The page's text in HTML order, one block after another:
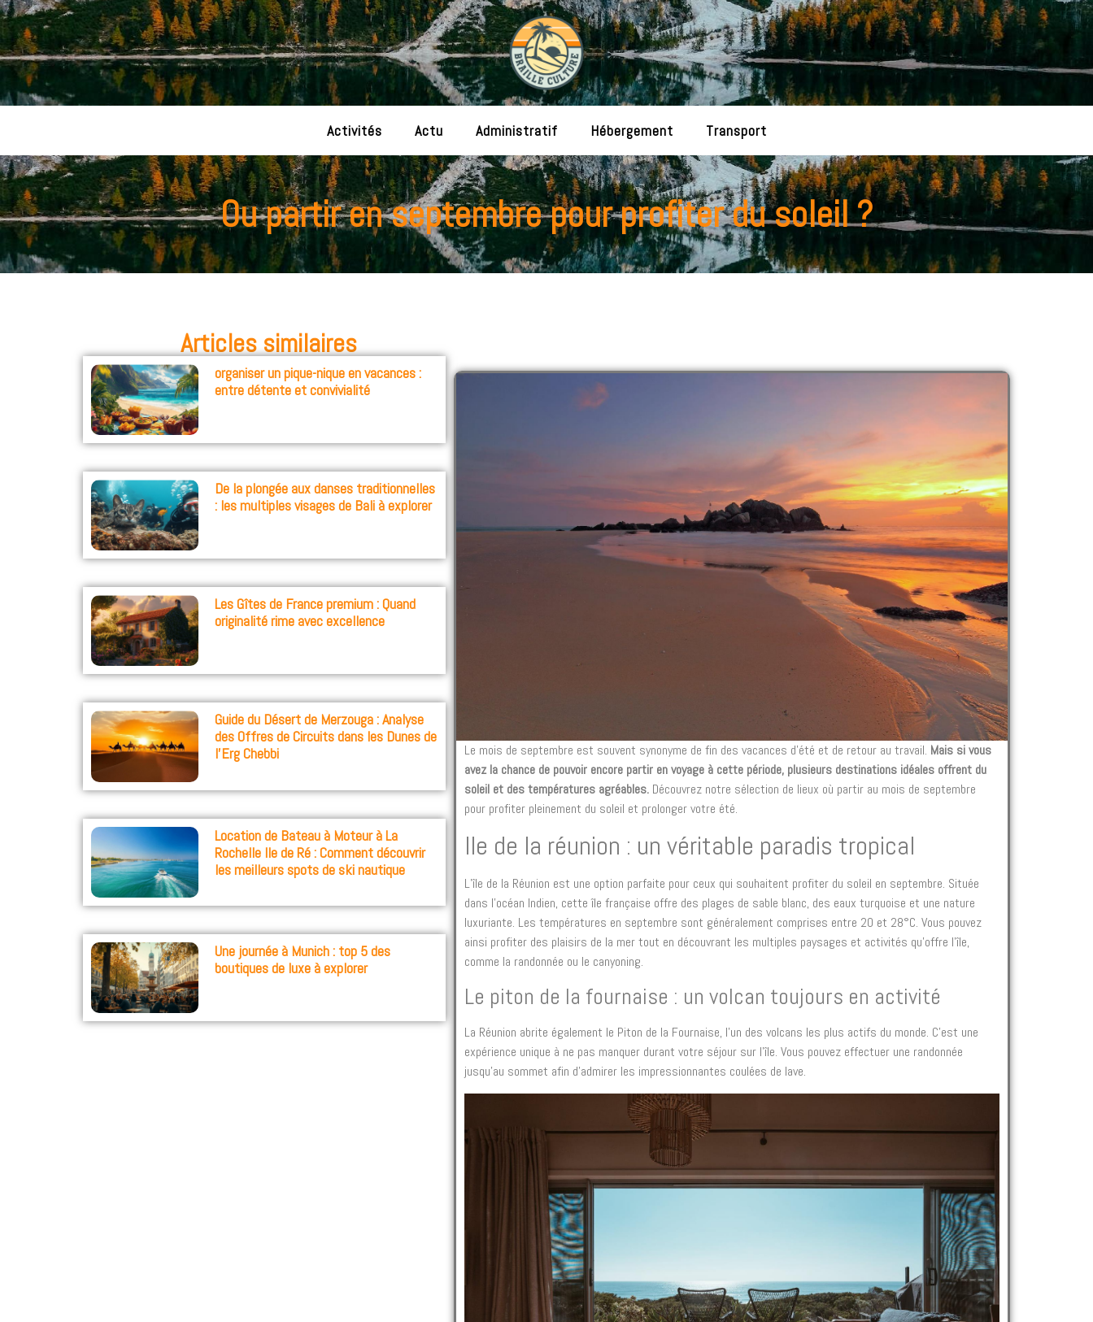
Activités Actu Administratif Hébergement Transport
Ou partir en septembre pour profiter du soleil ?
Articles similaires
organiser un pique-nique en vacances :
entre détente et convivialité
De la plongée aux danses traditionnelles
: les multiples visages de Bali à explorer
Les Gîtes de France premium : Quand
originalité rime avec excellence
Guide du Désert de Merzouga : Analyse
des Offres de Circuits dans les Dunes de
l’Erg Chebbi
Location de Bateau à Moteur à La
Rochelle Ile de Ré : Comment découvrir
les meilleurs spots de ski nautique
Une journée à Munich : top 5 des
boutiques de luxe à explorer
Le mois de septembre est souvent synonyme de fin des vacances d’été et de retour au travail. Mais si vous
avez la chance de pouvoir encore partir en voyage à cette période, plusieurs destinations idéales offrent du
soleil et des températures agréables. Découvrez notre sélection de lieux où partir au mois de septembre
pour profiter pleinement du soleil et prolonger votre été.
Ile de la réunion : un véritable paradis tropical
L’île de la Réunion est une option parfaite pour ceux qui souhaitent profiter du soleil en septembre. Située
dans l’océan Indien, cette île française offre des plages de sable blanc, des eaux turquoise et une nature
luxuriante. Les températures en septembre sont généralement comprises entre 20 et 28°C. Vous pouvez
ainsi profiter des plaisirs de la mer tout en découvrant les multiples paysages et activités qu’offre l’île,
comme la randonnée ou le canyoning.
Le piton de la fournaise : un volcan toujours en activité
La Réunion abrite également le Piton de la Fournaise, l’un des volcans les plus actifs du monde. C’est une
expérience unique à ne pas manquer durant votre séjour sur l’île. Vous pouvez effectuer une randonnée
jusqu’au sommet afin d’admirer les impressionnantes coulées de lave.